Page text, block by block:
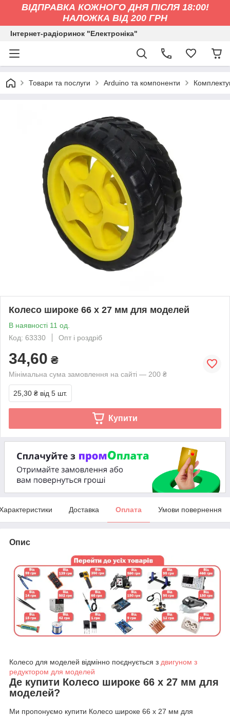
ВІДПРАВКА КОЖНОГО ДНЯ ПІСЛЯ 18:00!
НАЛОЖКА ВІД 200 ГРН
Інтернет-радіоринок "Електроніка"
Товари та послуги Arduino та компоненти
Колесо широке 66 x 27 мм для моделей
В наявності 11 од.
Код: 63330
Опт і роздріб
34,60 ₴
Мінімальна сума замовлення на сайті — 200 ₴
25,30 ₴ від 5 шт.
Купити
Доставка Оплата Умови повернення
Опис
Колесо для моделей відмінно поєднується з двигуном з
редуктором для моделей
Де купити Колесо широке 66 x 27 мм для
моделей?
Ми пропонуємо купити Колесо широке 66 x 27 мм для